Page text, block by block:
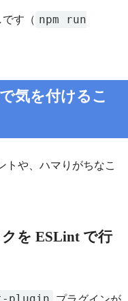
す（ npm run
気を付けるこ
トや、ハマりがちなこ
を ESLint で行